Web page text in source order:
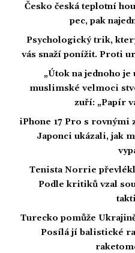
Česko česká teplotní
pec, pak
Psychologický trik,
vás snaží ponížit. Proti
„Útok na jednoho je
muslimské velmoci
zuří: „Papír
iPhone 17 Pro s rovnými
Japonci ukázali, jak
Tenista Norrie
Podle kritiků vzal
Turecko pomůže
Posílá jí balistické